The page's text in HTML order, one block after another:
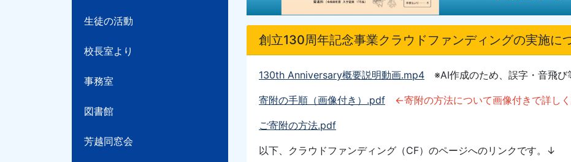
生徒の活動
校長室より
事務室
図書館
芳越同窓会
創立130周年記念事業クラウドファンディングの実施に
130th Anniversary概要説明動画.mp4 ※AI作成のため、誤字・音飛び
寄附の手順（画像付き）.pdf ←寄附の方法について画像付きで詳しく
ご寄附の方法.pdf
以下、クラウドファンディング （CF） のページへのリンク です。↓